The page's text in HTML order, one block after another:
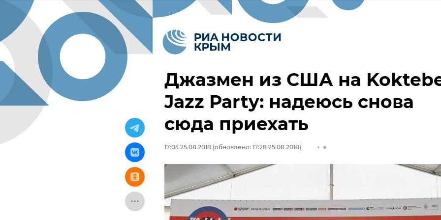
Джазмен из США на
Jazz Party: надеюсь снова
сюда приехать
17:05 25.08.2018 (обновлено: 17:28 25.08.2018)